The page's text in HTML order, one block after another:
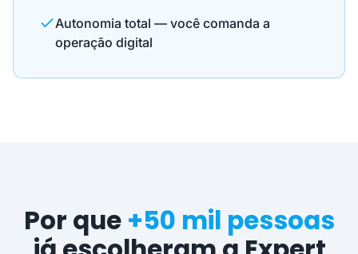
Autonomia total — você comanda a
operação digital
Por que +50 mil pessoas